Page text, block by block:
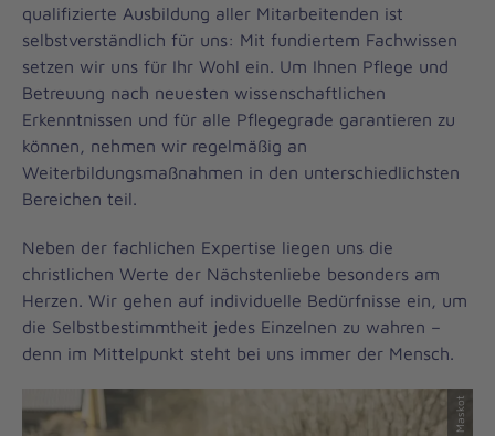
qualifizierte Ausbildung aller Mitarbeitenden ist
selbstverständlich für uns: Mit fundiertem Fachwissen
setzen wir uns für Ihr Wohl ein. Um Ihnen Pflege und
Betreuung nach neuesten wissenschaftlichen
Erkenntnissen und für alle Pflegegrade garantieren zu
können, nehmen wir regelmäßig an
Weiterbildungsmaßnahmen in den unterschiedlichsten
Bereichen teil.
Neben der fachlichen Expertise liegen uns die
christlichen Werte der Nächstenliebe besonders am
Herzen. Wir gehen auf individuelle Bedürfnisse ein, um
die Selbstbestimmtheit jedes Einzelnen zu wahren –
denn im Mittelpunkt steht bei uns immer der Mensch.